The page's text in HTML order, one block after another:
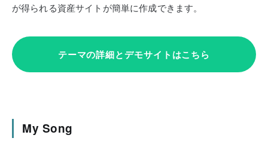
が得られる資産サイトが簡単に作成できます。
テーマの詳細とデモサイトはこちら
My Song